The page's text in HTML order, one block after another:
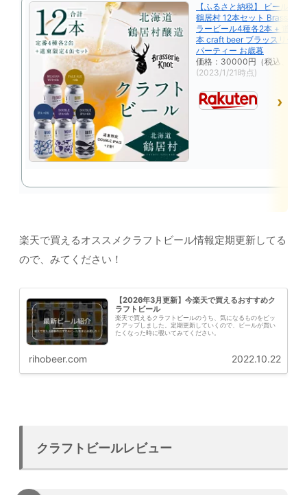
【ふるさと納税】 ビール ク
鶴居村 12本セット Brasserie
ラービール4種各2本 + 道東
本 craft beer ブラッスリーノ
パーティー お歳暮
価格：30000円（税込、送料
(2023/1/21時点)
楽天で買えるオススメクラフトビール情報定期更新してる
ので、みてください！
【2026年3月更新】今楽天で買えるおすすめク
ラフトビール
楽天で買えるクラフトビールのうち、気になるものをピッ
クアップしました。定期更新していくので、ビールが買い
たくなった時に覗いてみてください。
rihobeer.com 2022.10.22
クラフトビールレビュー